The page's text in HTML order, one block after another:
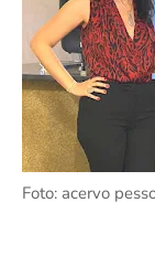
Foto: acervo